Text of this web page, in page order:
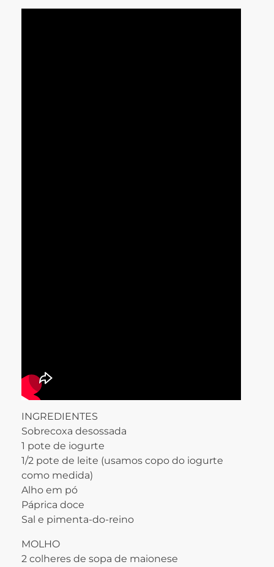
INGREDIENTES
Sobrecoxa desossada
1 pote de iogurte
1/2 pote de leite (usamos copo do iogurte
como medida)
Alho em pó
Páprica doce
Sal e pimenta-do-reino
MOLHO
2 colheres de sopa de maionese